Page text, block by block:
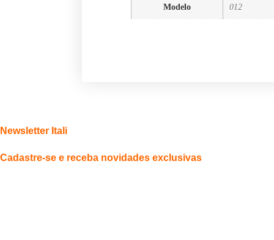
Modelo 012
Newsletter Itali
Cadastre-se e receba novidades exclusivas